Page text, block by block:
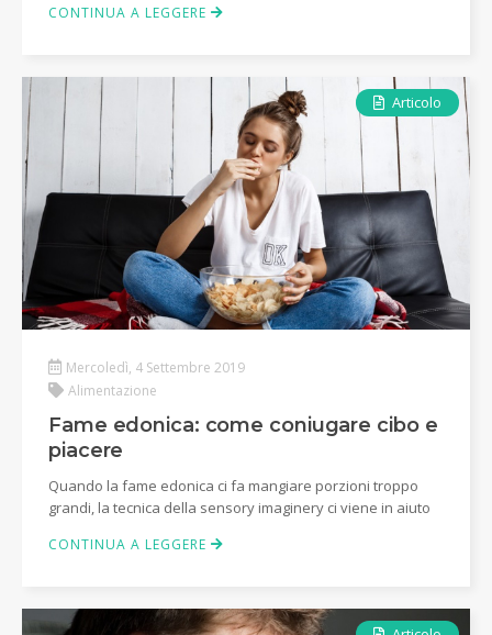
CONTINUA A LEGGERE
Articolo
Mercoledì, 4 Settembre 2019
Alimentazione
Fame edonica: come coniugare cibo e
piacere
Quando la fame edonica ci fa mangiare porzioni troppo
grandi, la tecnica della sensory imaginery ci viene in aiuto
CONTINUA A LEGGERE